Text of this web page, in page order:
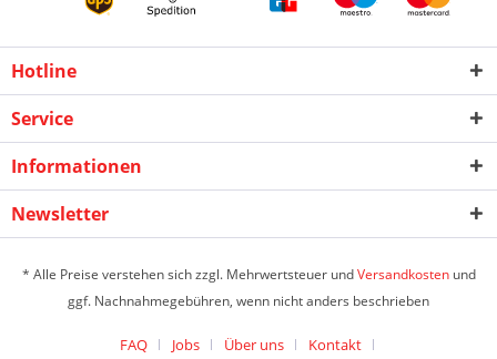
Hotline
Service
Informationen
Newsletter
* Alle Preise verstehen sich zzgl. Mehrwertsteuer undVersandkostenund
ggf. Nachnahmegebühren, wenn nicht anders beschrieben
FAQ Jobs Über uns
Kontakt